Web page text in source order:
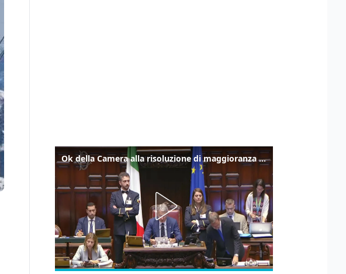
Ok della Camera alla risoluzione di maggioranza sulle comunicazioni di Giorgetti